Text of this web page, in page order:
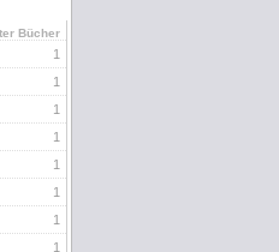
Bücher
1
1
1
1
1
1
1
1